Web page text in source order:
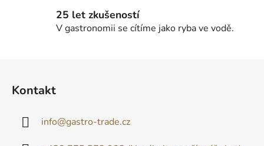
25 let zkušeností
V gastronomii se cítíme jako ryba ve vodě.
Kontakt
info@gastro-trade.cz